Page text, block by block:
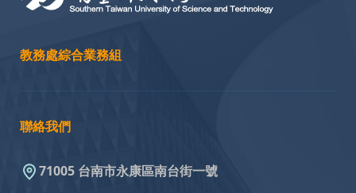
教務處綜合業務組
聯絡我們
71005 台南市永康區南台街一號